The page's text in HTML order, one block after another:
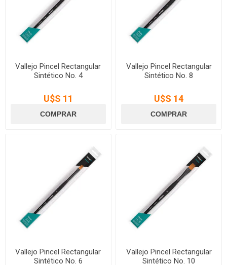
Vallejo Pincel Rectangular
Sintético No. 4
U$S 11
Vallejo Pincel Rectangular
Sintético No. 8
U$S 14
Vallejo Pincel Rectangular
Sintético No. 6
Vallejo Pincel Rectangular
Sintético No. 10